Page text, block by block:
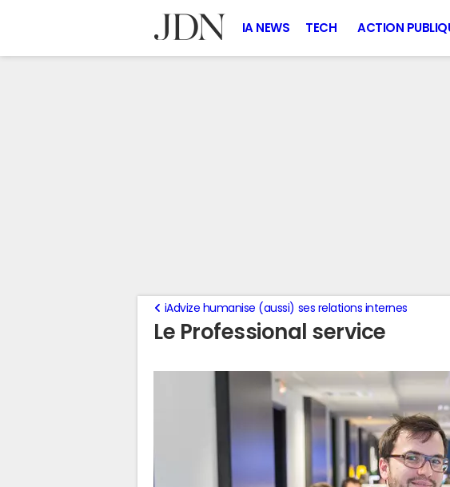
IA NEWS TECH ACTION
Le Professional service
iAdvize humanise (aussi) ses relations internes